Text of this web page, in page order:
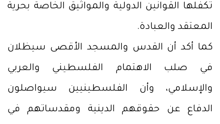
تكفلها القوانين الدولية والمواثيق الخاصة بحرية
المعتقد والعبادة.
كما أكد أن القدس والمسجد الأقصى سيظلان
في صلب الاهتمام الفلسطيني والعربي
والإسلامي، وأن الفلسطينيين سيواصلون
الدفاع عن حقوقهم الدينية ومقدساتهم في